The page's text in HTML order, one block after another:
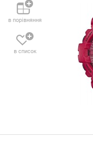
в порівняння
в список